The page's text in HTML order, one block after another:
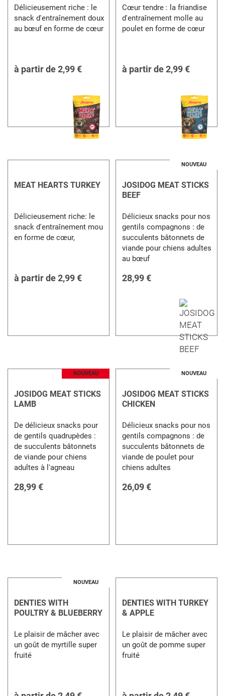
Délicieusement riche : le
snack d'entraînement doux
au bœuf en forme de cœur
à partir de2,99 €
Cœur tendre : la friandise
d'entraînement molle au
poulet en forme de cœur
à partir de2,99 €
MEAT HEARTS TURKEY
Délicieusement riche: le
snack d'entraînement mou
en forme de cœur,
à partir de2,99 €
NOUVEAU
JOSIDOG MEAT STICKS
BEEF
Délicieux snacks pour nos
gentils compagnons : de
succulents bâtonnets de
viande pour chiens adultes
au bœuf
28,99 €
NOUVEAU
JOSIDOG MEAT STICKS
LAMB
De délicieux snacks pour
de gentils quadrupèdes :
de succulents bâtonnets
de viande pour chiens
adultes à l'agneau
28,99 €
NOUVEAU
JOSIDOG MEAT STICKS
CHICKEN
Délicieux snacks pour nos
gentils compagnons : de
succulents bâtonnets de
viande de poulet pour
chiens adultes
26,09 €
NOUVEAU
DENTIES WITH
POULTRY & BLUEBERRY
Le plaisir de mâcher avec
un goût de myrtille super
fruité
DENTIES WITH TURKEY
& APPLE
Le plaisir de mâcher avec
un goût de pomme super
fruité